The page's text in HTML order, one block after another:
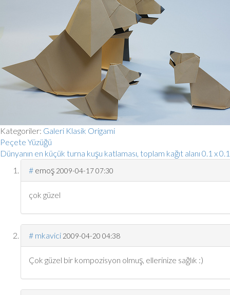
Kategoriler: Galeri Klasik Origami
Peçete Yüzüğü
Dünyanın en küçük turna kuşu katlaması, toplam kağıt alanı 0.1 x
# emoş 2009-04-17 07:30
çok güzel
# mkavici 2009-04-20 04:38
Çok güzel bir kompozisyon olmuş, ellerinize sağlık :)